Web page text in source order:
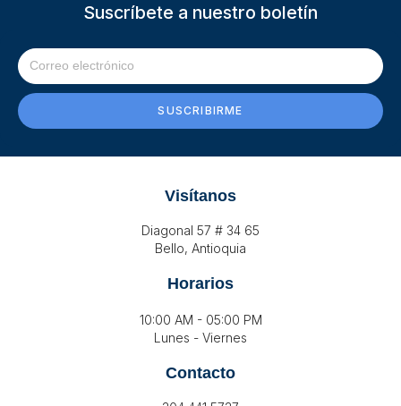
Suscríbete a nuestro boletín
SUSCRIBIRME
Visítanos
Diagonal 57 # 34 65
Bello, Antioquia
Horarios
10:00 AM - 05:00 PM
Lunes - Viernes
Contacto